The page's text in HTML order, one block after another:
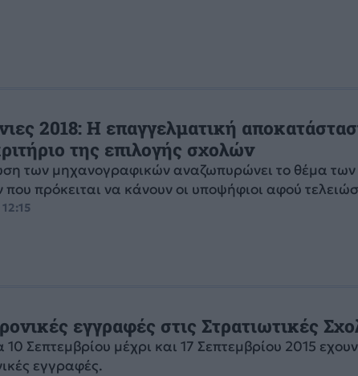
2018: Η επαγγελματική
της επιλογής σχολών
των μηχανογραφικών αναζωπυρώνει το θέμα των
πρόκειται να κάνουν οι υποψήφιοι αφού
εγγραφές στις Στρατιωτικές
Σεπτεμβρίου μέχρι και 17 Σεπτεμβρίου 2015 εχουν
εγγραφές.